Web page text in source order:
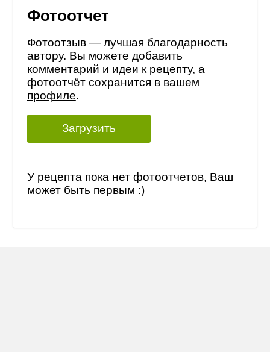
Фотоотчет
Фотоотзыв — лучшая благодарность
автору. Вы можете добавить
комментарий и идеи к рецепту, а
фотоотчёт сохранится в вашем
профиле.
Загрузить
У рецепта пока нет фотоотчетов, Ваш
может быть первым :)